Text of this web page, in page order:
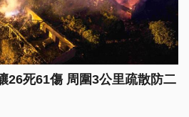
26死61傷 周圍3公里疏散防二